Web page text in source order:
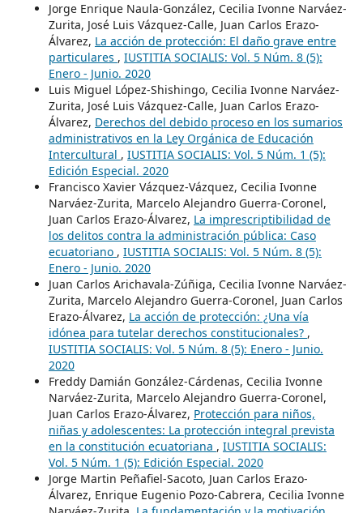
Jorge Enrique Naula-González, Cecilia Ivonne Narváez-
Zurita, José Luis Vázquez-Calle, Juan Carlos Erazo-
Álvarez, La acción de protección: El daño grave entre
particulares , IUSTITIA SOCIALIS: Vol. 5 Núm. 8 (5):
Enero - Junio. 2020
Luis Miguel López-Shishingo, Cecilia Ivonne Narváez-
Zurita, José Luis Vázquez-Calle, Juan Carlos Erazo-
Álvarez, Derechos del debido proceso en los sumarios
administrativos en la Ley Orgánica de Educación
Intercultural , IUSTITIA SOCIALIS: Vol. 5 Núm. 1 (5):
Edición Especial. 2020
Francisco Xavier Vázquez-Vázquez, Cecilia Ivonne
Narváez-Zurita, Marcelo Alejandro Guerra-Coronel,
Juan Carlos Erazo-Álvarez, La imprescriptibilidad de
los delitos contra la administración pública: Caso
ecuatoriano , IUSTITIA SOCIALIS: Vol. 5 Núm. 8 (5):
Enero - Junio. 2020
Juan Carlos Arichavala-Zúñiga, Cecilia Ivonne Narváez-
Zurita, Marcelo Alejandro Guerra-Coronel, Juan Carlos
Erazo-Álvarez, La acción de protección: ¿Una vía
idónea para tutelar derechos constitucionales? ,
IUSTITIA SOCIALIS: Vol. 5 Núm. 8 (5): Enero - Junio.
2020
Freddy Damián González-Cárdenas, Cecilia Ivonne
Narváez-Zurita, Marcelo Alejandro Guerra-Coronel,
Juan Carlos Erazo-Álvarez, Protección para niños,
niñas y adolescentes: La protección integral prevista
en la constitución ecuatoriana , IUSTITIA SOCIALIS:
Vol. 5 Núm. 1 (5): Edición Especial. 2020
Jorge Martin Peñafiel-Sacoto, Juan Carlos Erazo-
Álvarez, Enrique Eugenio Pozo-Cabrera, Cecilia Ivonne